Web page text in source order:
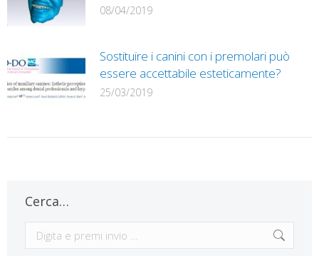
08/04/2019
Sostituire i canini con i premolari può
essere accettabile esteticamente?
25/03/2019
Cerca…
Cerca: